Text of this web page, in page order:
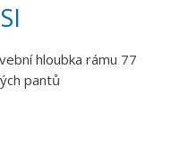
hloubka rámu 77
pantů